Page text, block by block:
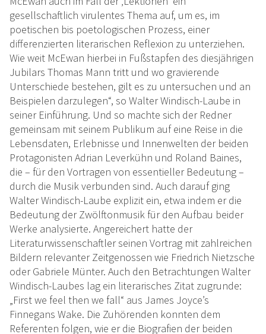
gesellschaftlich virulentes Thema auf, um es, im
poetischen bis poetologischen Prozess, einer
differenzierten literarischen Reflexion zu unterziehen.
Wie weit McEwan hierbei in Fußstapfen des diesjährigen
Jubilars Thomas Mann tritt und wo gravierende
Unterschiede bestehen, gilt es zu untersuchen und an
Beispielen darzulegen“, so Walter Windisch-Laube in
seiner Einführung. Und so machte sich der Redner
gemeinsam mit seinem Publikum auf eine Reise in die
Lebensdaten, Erlebnisse und Innenwelten der beiden
Protagonisten Adrian Leverkühn und Roland Baines,
die – für den Vortragen von essentieller Bedeutung –
durch die Musik verbunden sind. Auch darauf ging
Walter Windisch-Laube explizit ein, etwa indem er die
Bedeutung der Zwölftonmusik für den Aufbau beider
Werke analysierte. Angereichert hatte der
Literaturwissenschaftler seinen Vortrag mit zahlreichen
Bildern relevanter Zeitgenossen wie Friedrich Nietzsche
oder Gabriele Münter. Auch den Betrachtungen Walter
Windisch-Laubes lag ein literarisches Zitat zugrunde:
„First we feel then we fall“ aus James Joyce’s
Finnegans Wake. Die Zuhörenden konnten dem
Referenten folgen, wie er die Biografien der beiden